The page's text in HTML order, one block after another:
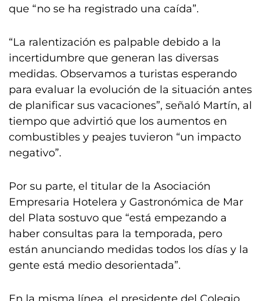
que “no se ha registrado una caída”.
“La ralentización es palpable debido a la
incertidumbre que generan las diversas
medidas. Observamos a turistas esperando
para evaluar la evolución de la situación antes
de planificar sus vacaciones”, señaló Martín, al
tiempo que advirtió que los aumentos en
combustibles y peajes tuvieron “un impacto
negativo”.
Por su parte, el titular de la Asociación
Empresaria Hotelera y Gastronómica de Mar
del Plata sostuvo que “está empezando a
haber consultas para la temporada, pero
están anunciando medidas todos los días y la
gente está medio desorientada”.